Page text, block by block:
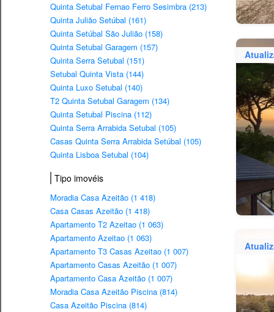
Quinta Setubal Fernao Ferro Sesimbra (213)
Quinta Julião Setúbal (161)
Quinta Setúbal São Julião (158)
Quinta Setubal Garagem (157)
Quinta Serra Setubal (151)
Setubal Quinta Vista (144)
Quinta Luxo Setubal (140)
T2 Quinta Setubal Garagem (134)
Quinta Setubal Piscina (112)
Quinta Serra Arrabida Setubal (105)
Casas Quinta Serra Arrabida Setúbal (105)
Quinta Lisboa Setubal (104)
Tipo imovéis
Moradia Casa Azeitão (1 418)
Casa Casas Azeitão (1 418)
Apartamento T2 Azeitao (1 063)
Apartamento Azeitao (1 063)
Apartamento T3 Casas Azeitao (1 007)
Apartamento Casas Azeitão (1 007)
Apartamento Casa Azeitão (1 007)
Moradia Casa Azeitão Piscina (814)
Casa Azeitão Piscina (814)